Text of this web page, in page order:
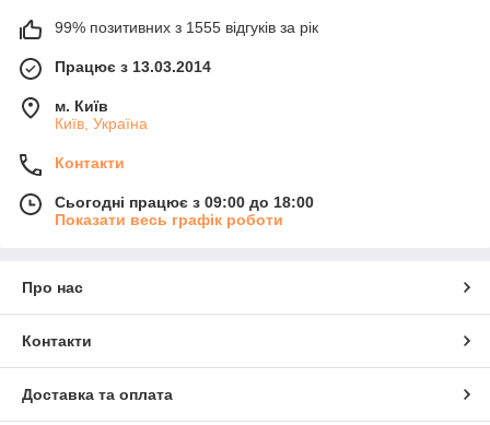
99% позитивних з 1555 відгуків за рік
Працює з 13.03.2014
м. Київ
Київ, Україна
Контакти
Сьогодні працює з 09:00 до 18:00
Показати весь графік роботи
Про нас
Контакти
Доставка та оплата